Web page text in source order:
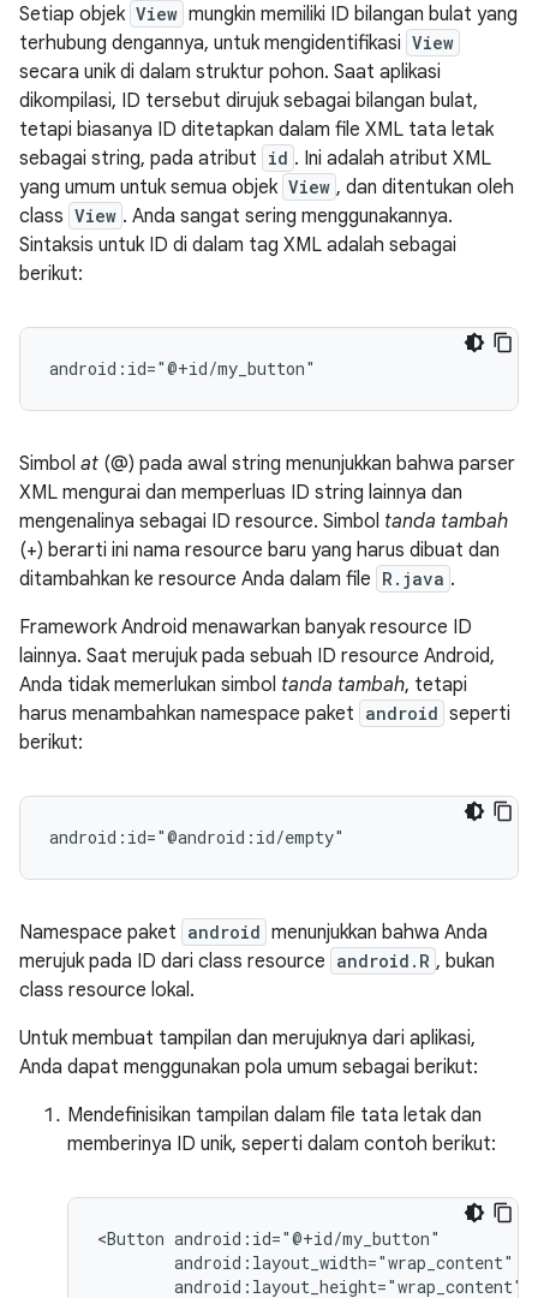
Setiap objek View mungkin memiliki ID bilangan bulat yang
terhubung dengannya, untuk mengidentifikasi View
secara unik di dalam struktur pohon. Saat aplikasi
dikompilasi, ID tersebut dirujuk sebagai bilangan bulat,
tetapi biasanya ID ditetapkan dalam file XML tata letak
sebagai string, pada atribut id . Ini adalah atribut XML
yang umum untuk semua objek View , dan ditentukan oleh
class View . Anda sangat sering menggunakannya.
Sintaksis untuk ID di dalam tag XML adalah sebagai
berikut:
android:id="@+id/my_button"
Simbol at (@) pada awal string menunjukkan bahwa parser
XML mengurai dan memperluas ID string lainnya dan
mengenalinya sebagai ID resource. Simbol tanda tambah
(+) berarti ini nama resource baru yang harus dibuat dan
ditambahkan ke resource Anda dalam file R.java .
Framework Android menawarkan banyak resource ID
lainnya. Saat merujuk pada sebuah ID resource Android,
Anda tidak memerlukan simbol tanda tambah, tetapi
harus menambahkan namespace paket android seperti
berikut:
android:id="@android:id/empty"
Namespace paket android menunjukkan bahwa Anda
merujuk pada ID dari class resource android.R , bukan
class resource lokal.
Untuk membuat tampilan dan merujuknya dari aplikasi,
Anda dapat menggunakan pola umum sebagai berikut:
Mendefinisikan tampilan dalam file tata letak dan
memberinya ID unik, seperti dalam contoh berikut:
<Button